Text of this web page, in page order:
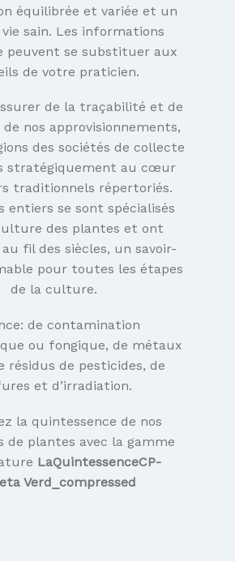
équilibrée et variée et un
sain. Les informations
peuvent se substituer aux
de votre praticien.
de la traçabilité et de
de nos approvisionnements,
des sociétés de collecte
stratégiquement au cœur
traditionnels répertoriés.
entiers se sont spécialisés
des plantes et ont
fil des siècles, un savoir-
pour toutes les étapes
de la culture.
de contamination
ou fongique, de métaux
résidus de pesticides, de
et d’irradiation.
la quintessence de nos
de plantes avec la gamme
LaQuintessenceCP-
Verd_compressed